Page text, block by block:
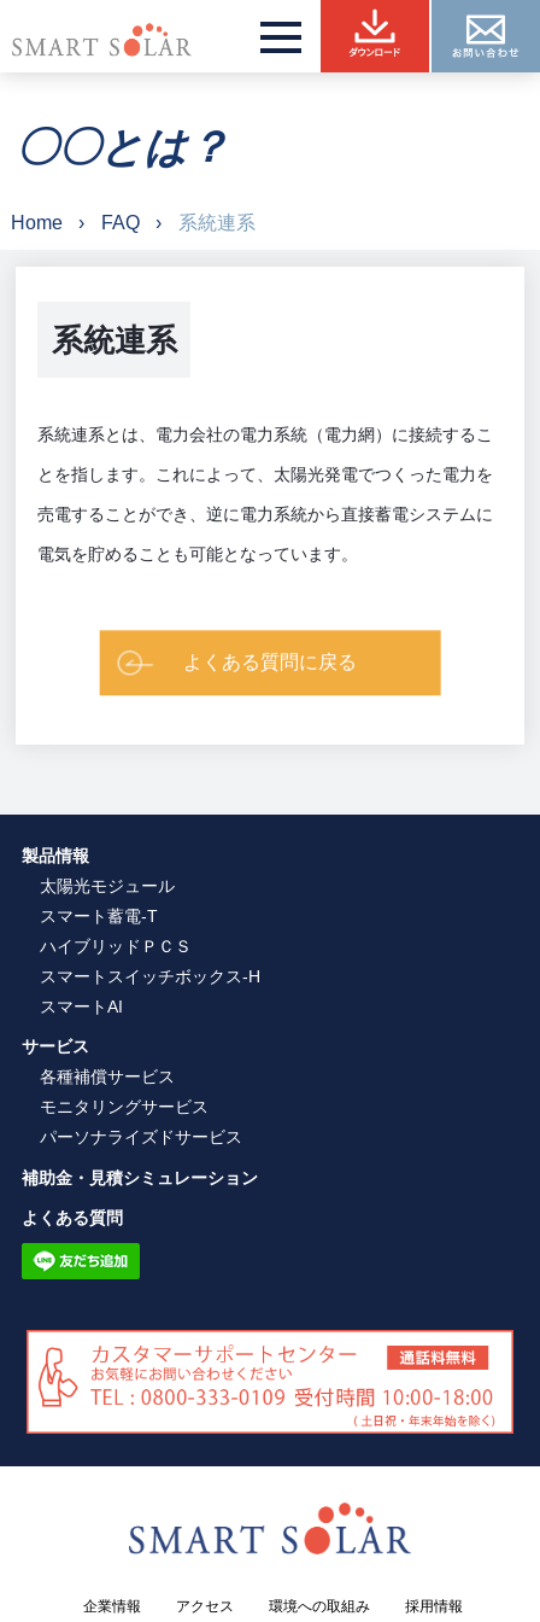
〇〇とは？
Home FAQ 系統連系
系統連系
系統連系とは、電力会社の電力系統（電力網）に接続するこ
とを指します。これによって、太陽光発電でつくった電力を
売電することができ、逆に電力系統から直接蓄電システムに
電気を貯めることも可能となっています。
よくある質問に戻る
製品情報
太陽光モジュール
スマート蓄電-T
ハイブリッドＰＣＳ
スマートスイッチボックス-H
スマートAI
サービス
各種補償サービス
モニタリングサービス
パーソナライズドサービス
補助金・見積シミュレーション
よくある質問
企業情報 アクセス 環境への取組み 採用情報